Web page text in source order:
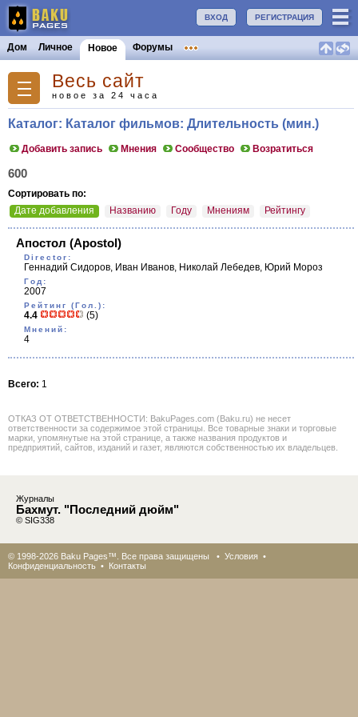
РЕГИСТРАЦИЯ
ВХОД
Дом Личное Новое Форумы
Весь сайт
новое за 24 часа
Каталог: Каталог фильмов: Длительность (мин.)
Добавить запись Мнения Сообщество Возратиться
600
Сортировать по:
Дате добавления
Названию Году Мнениям Рейтингу
Апостол (Apostol)
Director:
Геннадий Сидоров, Иван Иванов, Николай Лебедев, Юрий Мороз
Год:
2007
Рейтинг (Гол.):
4.4 (5)
Мнений:
4
Всего: 1
ОТКАЗ ОТ ОТВЕТСТВЕННОСТИ: BakuPages.com (Baku.ru) не несет
ответственности за содержимое этой страницы. Все товарные знаки и торговые
марки, упомянутые на этой странице, а также названия продуктов и
предприятий, сайтов, изданий и газет, являются собственностью их владельцев.
Журналы
Бахмут. "Последний дюйм"
© SIG338
© 1998-2026 Baku Pages™. Все права защищены • Условия •
Конфиденциальность • Контакты